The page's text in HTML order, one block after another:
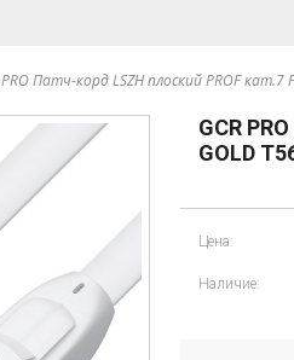
PRO Патч-корд LSZH плоский PROF кат.7
GCR
GOLD
Цена:
Наличие: